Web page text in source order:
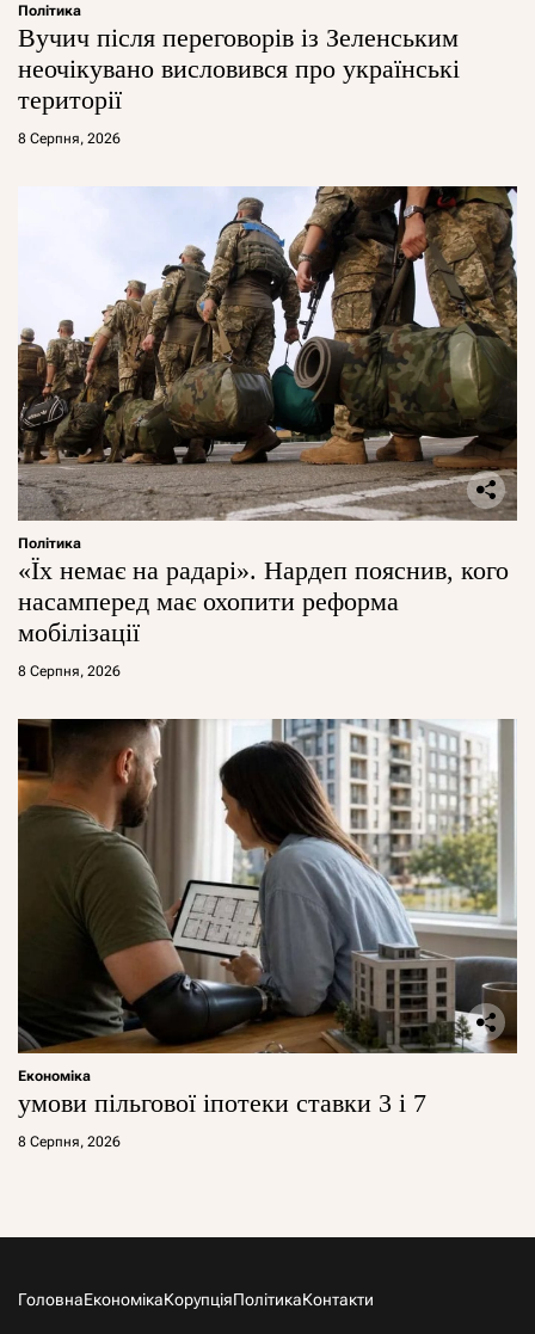
Політика
Вучич після переговорів із Зеленським
неочікувано висловився про українські
території
8 Серпня, 2026
Політика
«Їх немає на радарі». Нардеп пояснив, кого
насамперед має охопити реформа
мобілізації
8 Серпня, 2026
Економіка
умови пільгової іпотеки ставки 3 і 7
8 Серпня, 2026
ГоловнаЕкономікаКорупціяПолітикаКонтакти